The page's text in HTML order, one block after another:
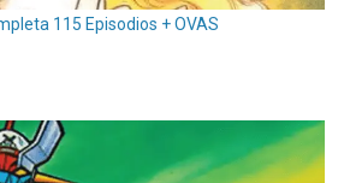
115 Episodios + OVAS